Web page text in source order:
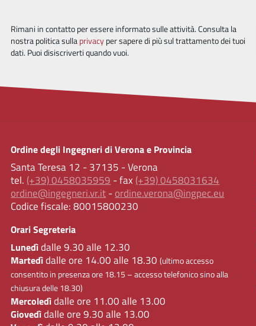
Rimani in contatto per essere informato sulle attività. Consulta la
nostra politica sullaprivacyper sapere di più sul trattamento dei tuoi
dati. Puoi disiscriverti quando vuoi.
Ordine degli Ingegneri di Verona e Provincia
Santa Teresa 12 - 37135 - Verona
tel. (+39) 0458035959 - fax (+39) 0458031634
ordine@ingegneri.vr.it-ordine.verona@ingpec.eu
Codice fiscale:80015800230
Orari Segreteria
Lunedìdalle 9.30 alle 12.30
Martedìdalle ore 14.00 alle 18.30(ultimo accesso
consentito in presenza ore 18.15 – accesso telefonico sino alla
chiusura delle 18.30)
Mercoledìdalle ore 11.00 alle 13.00
Giovedìdalle ore 9.30 alle 13.00